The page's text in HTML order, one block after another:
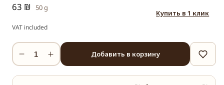
63 ₪ 50 g
Купить в 1 клик
VAT included
Уменьшить
количество
Увеличить
количество
Добавить в корзину